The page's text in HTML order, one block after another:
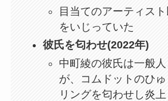
目当てのアーティス
をいじっていた
彼氏を匂わせ(2022年)
中町綾の彼氏は一般
が、コムドットのひ
リングを匂わせし炎上